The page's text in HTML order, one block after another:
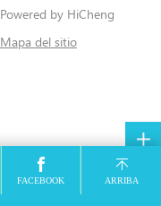
Powered by HiCheng
Mapa del sitio
FACEBOOK ARRIBA